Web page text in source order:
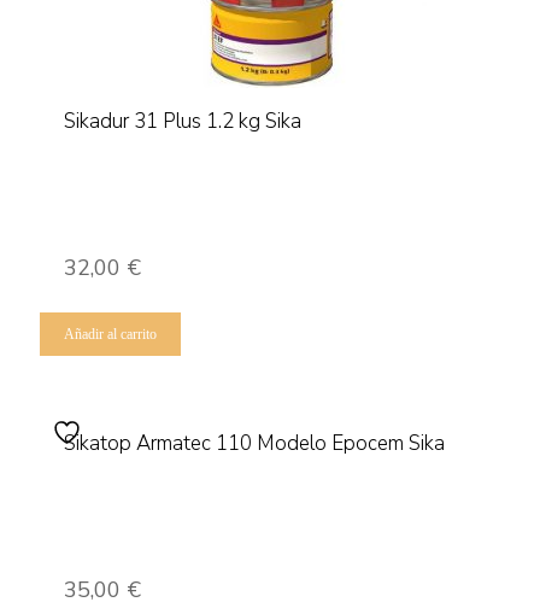
Sikadur 31 Plus 1.2 kg Sika
32,00 €
Añadir al carrito
Sikatop Armatec 110 Modelo Epocem Sika
35,00 €